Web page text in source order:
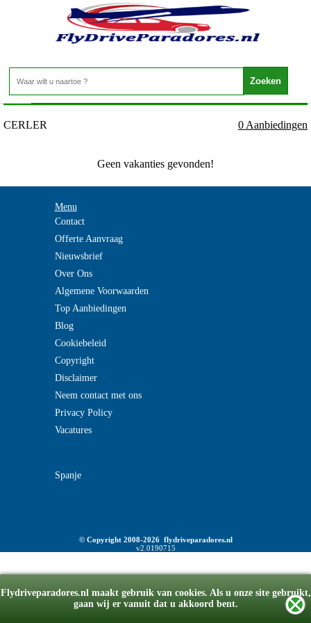
Flydriveparadores.nl maakt gebruik van cookies. Als u onze site gebruikt,
gaan wij er vanuit dat u akkoord bent.
Spanje - PYRENEEEN - CERLER
Home>
CERLER 0 Aanbiedingen
Geen vakanties gevonden!
Menu
Contact
Offerte Aanvraag
Nieuwsbrief
Over Ons
Algemene Voorwaarden
Top Aanbiedingen
Blog
Cookiebeleid
Copyright
Disclaimer
Neem contact met ons
Privacy Policy
Vacatures
Spanje
© Copyright 2008-2026 flydriveparadores.nl
v2.0190715